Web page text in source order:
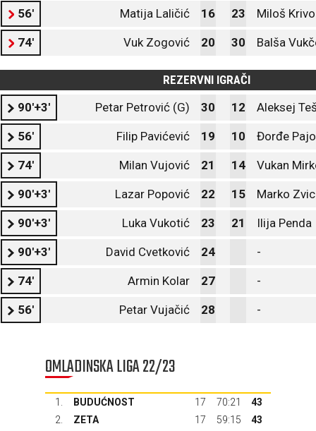
56' Matija Laličić 16 23 Miloš
74' Vuk Zogović 20 30 Balša
REZERVNI IGRAČI
90'+3'
Petar Petrović (G) 30 12 Aleksej
56' Filip Pavićević 19 10 Đorđe
74' Milan Vujović 21 14 Vukan
90'+3' Lazar Popović 22 15 Marko
90'+3' Luka Vukotić 23 21 Ilija Penda
90'+3' David Cvetković 24 -
74' Armin Kolar 27 -
56' Petar Vujačić 28 -
OMLADINSKA LIGA 22/23
1. BUDUĆNOST 17 70:21
43
2.
ZETA 17 59:15
43